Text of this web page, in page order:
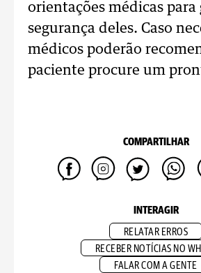
orientações médicas para
segurança deles. Caso
médicos poderão
paciente procure um
COMPARTILHAR
INTERAGIR
RELATAR ERROS
RECEBER NOTÍCIAS NO
FALAR COM A GENTE